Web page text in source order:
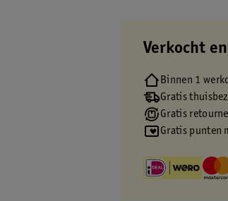
Verkocht
Binnen 1
Gratis
Gratis
Gratis punten